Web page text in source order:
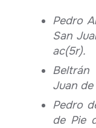
Pedro
San
ac(5r).
Juan de
Pedro
de Pie